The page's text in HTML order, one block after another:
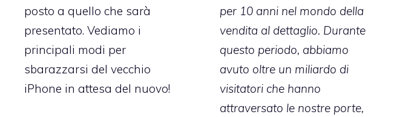
posto a quello che sarà
presentato. Vediamo i
principali modi per
sbarazzarsi del vecchio
iPhone in attesa del nuovo!
per 10 anni nel mondo della
vendita al dettaglio. Durante
questo periodo, abbiamo
avuto oltre un miliardo di
visitatori che hanno
attraversato le nostre porte,